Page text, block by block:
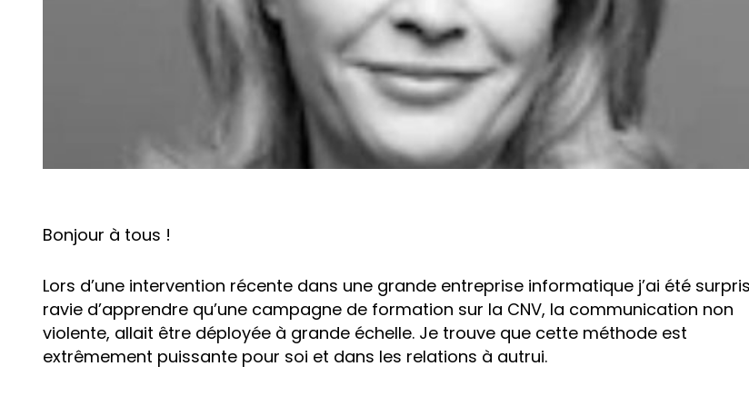
Bonjour à tous !
Lors d’une intervention récente dans une grande entreprise informatique j’ai été
ravie d’apprendre qu’une campagne de formation sur la CNV, la communication non
violente, allait être déployée à grande échelle. Je trouve que cette méthode est
extrêmement puissante pour soi et dans les relations à autrui.